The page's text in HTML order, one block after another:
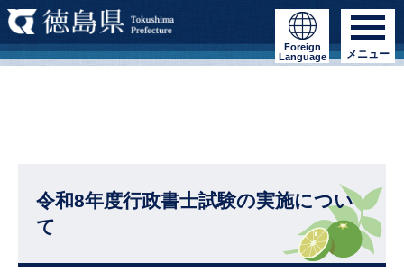
Foreign
Language
メニュー
令和8年度行政書士試験の実施につい
て